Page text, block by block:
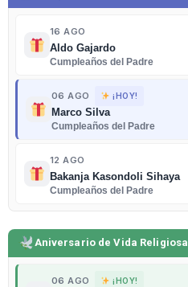
16 AGO
Aldo Gajardo
Cumpleaños del Padre
06 AGO ¡HOY!
Marco Silva
Cumpleaños del Padre
12 AGO
Bakanja Kasondoli Sihaya
Cumpleaños del Padre
Aniversario de Vida Religiosa
06 AGO ¡HOY!